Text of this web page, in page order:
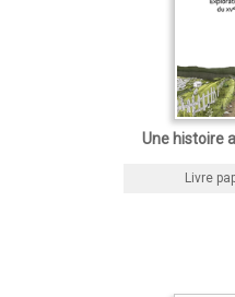
Une histoire
Livre